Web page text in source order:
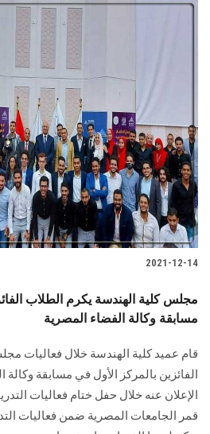
2021-12-14
مجلس كلية الهندسة يكرم الطلاب
مسابقة وكالة الفضاء المصرية
قام عميد كلية الهندسة خلال فعاليات
الفائزين بالمركز الأول في مسابقة
الإعلان عنه خلال حفل ختام فعاليات
قمر الجامعات المصرية ضمن فعاليات